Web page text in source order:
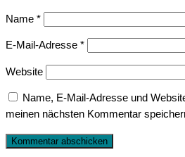
Name *
E-Mail-Adresse *
Website
Name, E-Mail-Adresse und
meinen nächsten Kommentar